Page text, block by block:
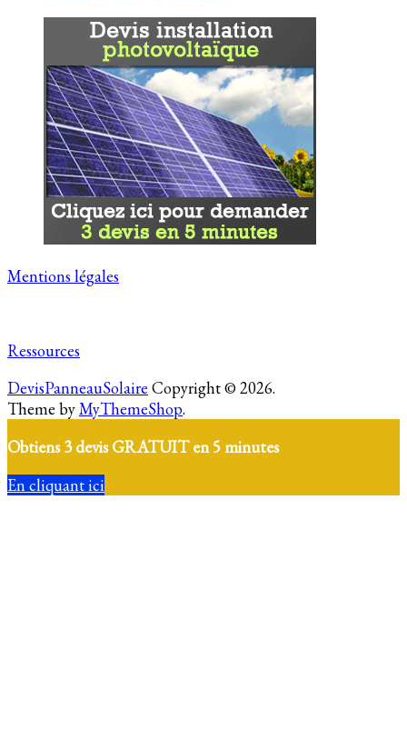
Mentions légales
Ressources
DevisPanneauSolaire Copyright © 2026.
Theme byMyThemeShop.
Obtiens 3 devis GRATUIT en 5 minutes
En cliquant ici